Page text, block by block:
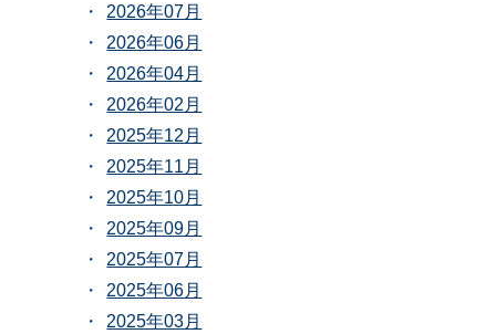
2026年07月
2026年06月
2026年04月
2026年02月
2025年12月
2025年11月
2025年10月
2025年09月
2025年07月
2025年06月
2025年03月